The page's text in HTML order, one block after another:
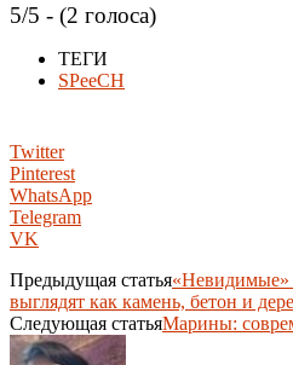
5/5 - (2 голоса)
ТЕГИ
SPeeCH
Twitter
Pinterest
WhatsApp
Telegram
VK
Предыдущая статья«Невидимые»
выглядят как камень, бетон и
Следующая статьяМарины: